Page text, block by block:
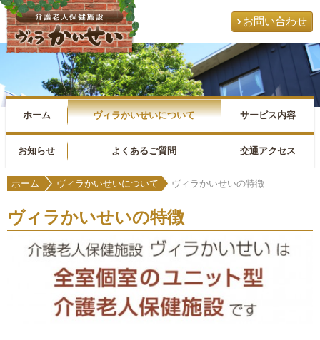
お問い合わせ
ホーム ヴィラかいせいについて サービス内容
お知らせ よくあるご質問 交通アクセス
ホーム ヴィラかいせいについて ヴィラかいせいの特徴
ヴィラかいせいの特徴